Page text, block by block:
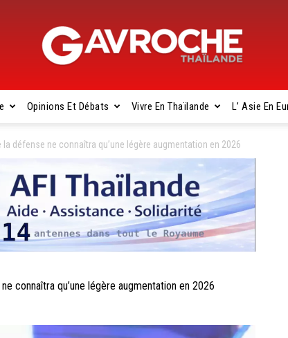
Gavroche
Thaïlande
Opinions Et Débats Vivre En Thaïlande L’ Asie En
la défense ne connaîtra qu’une légère augmentation en 2026
connaîtra qu’une légère augmentation en 2026